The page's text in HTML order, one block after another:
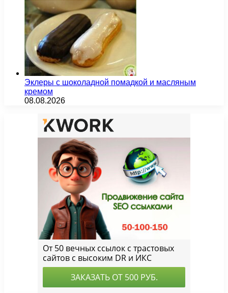
Эклеры с шоколадной помадкой и масляным
кремом
08.08.2026